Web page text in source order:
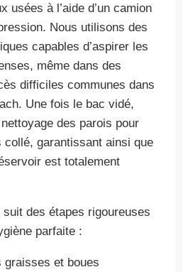
usées à l’aide d’un camion
Nous utilisons des
capables d’aspirer les
même dans des
difficiles communes dans
Une fois le bac vidé,
des parois pour
garantissant ainsi que
est totalement
des étapes rigoureuses
parfaite :
graisses et boues